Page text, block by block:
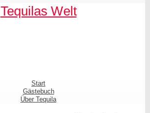
to
content
Tequilas Welt
Shrunk
Expand
Start
Gästebuch
Über Tequila